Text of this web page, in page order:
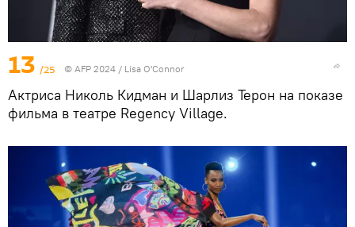
13 /25 © AFP 2024 / Lisa O'Connor
Актриса Николь Кидман и Шарлиз Терон на показе
фильма в театре Regency Village.